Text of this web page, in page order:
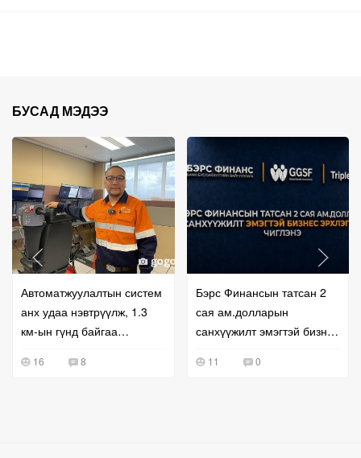
БУСАД МЭДЭЭ
Автоматжуулалтын систем
анх удаа нэвтрүүлж, 1.3
км-ын гүнд байгаа
жолоодож байна
16 8
Бэрс Финансын татсан 2
сая ам.долларын
санхүүжилт эмэгтэй бизнес
11 0